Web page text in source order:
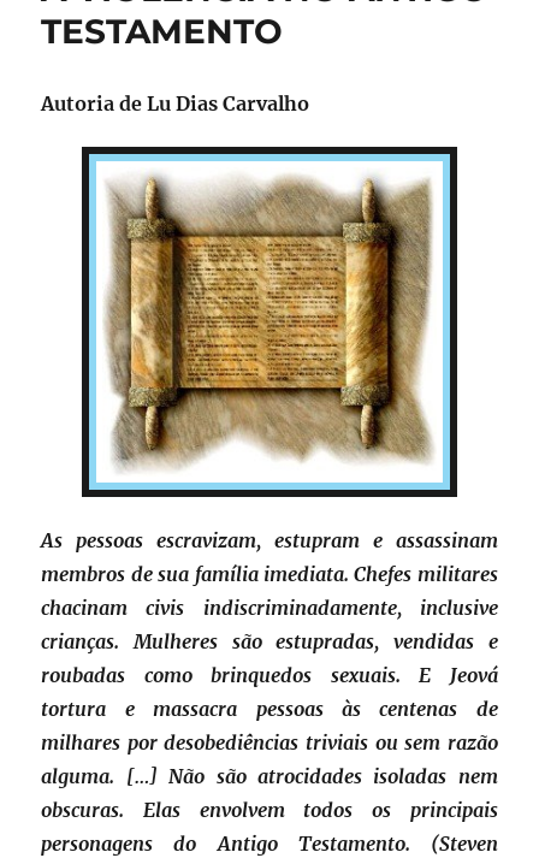
TESTAMENTO
Autoria de Lu Dias Carvalho
As pessoas escravizam, estupram e assassinam
membros de sua família imediata. Chefes militares
chacinam civis indiscriminadamente, inclusive
crianças. Mulheres são estupradas, vendidas e
roubadas como brinquedos sexuais. E Jeová
tortura e massacra pessoas às centenas de
milhares por desobediências triviais ou sem razão
alguma. […] Não são atrocidades isoladas nem
obscuras. Elas envolvem todos os principais
personagens do Antigo Testamento. (Steven